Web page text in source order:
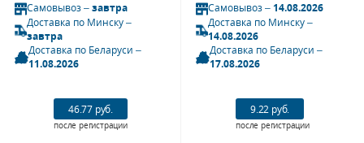
Самовывоз –завтра
Доставка по Минску –
завтра
Доставка по Беларуси –
11.08.2026
46.77 руб.
после регистрации
Самовывоз –14.08.2026
Доставка по Минску –
14.08.2026
Доставка по Беларуси –
17.08.2026
9.22 руб.
после регистрации